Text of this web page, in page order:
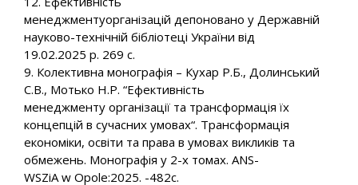
менеджментуорганізацій депоновано у Державній
науково-технічній бібліотеці України від
19.02.2025 р. 269 с.
9. Колективна монографія – Кухар Р.Б., Долинський
С.В., Мотько Н.Р. “Ефективність
менеджменту організації та трансформація їх
концепцій в сучасних умовах“. Трансформація
економіки, освіти та права в умовах викликів та
обмежень. Монографія у 2-х томах. ANS-
WSZiA w Opole:2025. -482с.